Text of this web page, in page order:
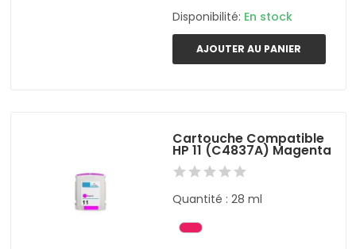
Disponibilité: En stock
AJOUTER AU PANIER
Cartouche Compatible
HP 11 (C4837A) Magenta
Quantité : 28 ml